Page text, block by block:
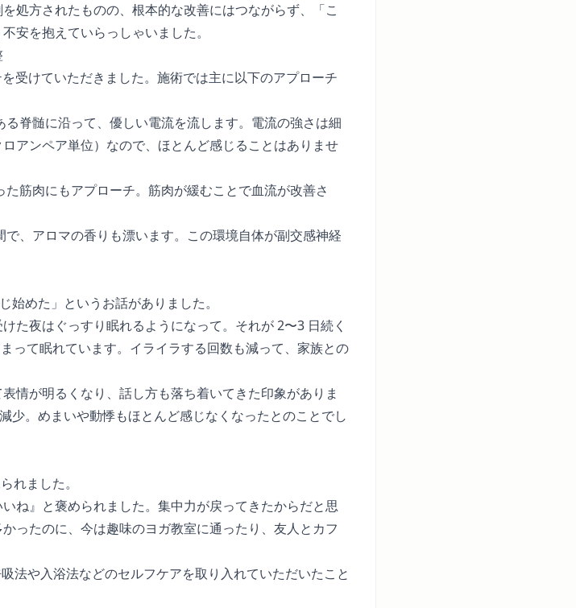
処方されたものの、根本的な改善にはつながらず、「こ
安を抱えていらっしゃいました。
受けていただきました。施術では主に以下のアプローチ
る脊髄に沿って、優しい電流を流します。電流の強さは細
アンペア単位）なので、ほとんど感じることはありませ
筋肉にもアプローチ。筋肉が緩むことで血流が改善さ
、アロマの香りも漂います。この環境自体が副交感神経
めた」というお話がありました。
た夜はぐっすり眠れるようになって。それが 2〜3 日続く
って眠れています。イライラする回数も減って、家族との
情が明るくなり、話し方も落ち着いてきた印象がありま
少。めまいや動悸もほとんど感じなくなったとのことでし
れました。
ね』と褒められました。集中力が戻ってきたからだと思
ったのに、今は趣味のヨガ教室に通ったり、友人とカフ
法や入浴法などのセルフケアを取り入れていただいたこと